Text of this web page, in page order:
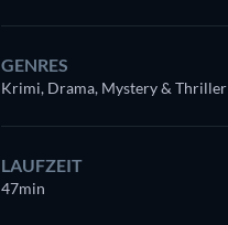
GENRES
Krimi, Drama, Mystery & Thriller
LAUFZEIT
47min